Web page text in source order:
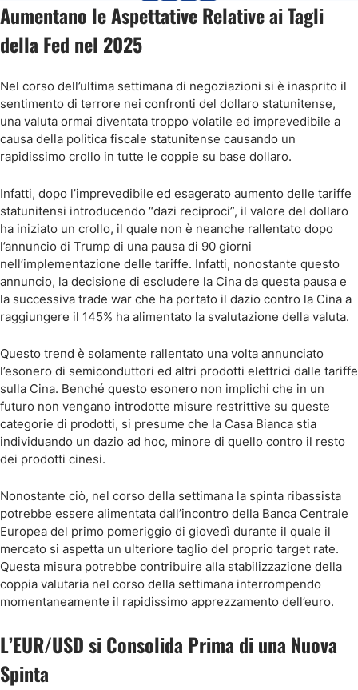
Aumentano le Aspettative Relative ai Tagli
della Fed nel 2025
Nel corso dell’ultima settimana di negoziazioni si è inasprito il
sentimento di terrore nei confronti del dollaro statunitense,
una valuta ormai diventata troppo volatile ed imprevedibile a
causa della politica fiscale statunitense causando un
rapidissimo crollo in tutte le coppie su base dollaro.
Infatti, dopo l’imprevedibile ed esagerato aumento delle tariffe
statunitensi introducendo “dazi reciproci”, il valore del dollaro
ha iniziato un crollo, il quale non è neanche rallentato dopo
l’annuncio di Trump di una pausa di 90 giorni
nell’implementazione delle tariffe. Infatti, nonostante questo
annuncio, la decisione di escludere la Cina da questa pausa e
la successiva trade war che ha portato il dazio contro la Cina a
raggiungere il 145% ha alimentato la svalutazione della valuta.
Questo trend è solamente rallentato una volta annunciato
l’esonero di semiconduttori ed altri prodotti elettrici dalle tariffe
sulla Cina. Benché questo esonero non implichi che in un
futuro non vengano introdotte misure restrittive su queste
categorie di prodotti, si presume che la Casa Bianca stia
individuando un dazio ad hoc, minore di quello contro il resto
dei prodotti cinesi.
Nonostante ciò, nel corso della settimana la spinta ribassista
potrebbe essere alimentata dall’incontro della Banca Centrale
Europea del primo pomeriggio di giovedì durante il quale il
mercato si aspetta un ulteriore taglio del proprio target rate.
Questa misura potrebbe contribuire alla stabilizzazione della
coppia valutaria nel corso della settimana interrompendo
momentaneamente il rapidissimo apprezzamento dell’euro.
L’EUR/USD si Consolida Prima di una Nuova
Spinta